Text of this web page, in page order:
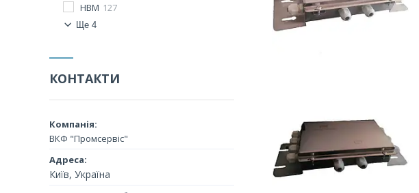
HBM 127
Ще 4
КОНТАКТИ
ВКФ "Промсервіс"
Київ, Україна